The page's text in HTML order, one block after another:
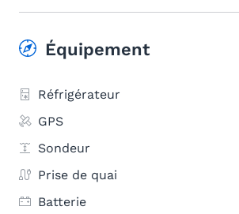
Équipement
Réfrigérateur
GPS
Sondeur
Prise de quai
Batterie